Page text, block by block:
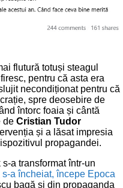
flutură totuși steagul
pentru că asta era
necondiționat pentru că
spre deosebire de
întorc foaia și cântă
de Cristian Tudor
și a lăsat impresia
propagandei.
a transformat într-un
s-a încheiat, începe Epoca
bagă și din propaganda